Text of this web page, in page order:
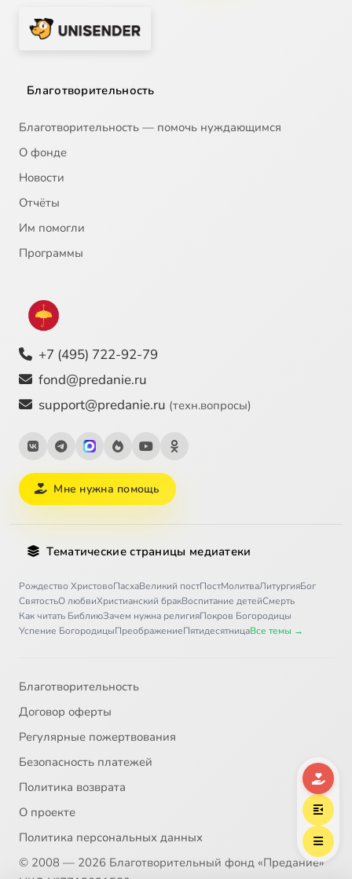
Благотворительность
Благотворительность — помочь нуждающимся
О фонде
Новости
Отчёты
Им помогли
Программы
+7 (495) 722-92-79
fond@predanie.ru
support@predanie.ru (техн.вопросы)
Мне нужна помощь
Тематические страницы медиатеки
Рождество ХристовоПасхаВеликий постПостМолитваЛитургияБог
СвятостьО любвиХристианский бракВоспитание детейСмерть
Как читать БиблиюЗачем нужна религияПокров Богородицы
Успение БогородицыПреображениеПятидесятницаВсе темы →
Благотворительность
Договор оферты
Регулярные пожертвования
Безопасность платежей
Политика возврата
О проекте
Политика персональных данных
© 2008 — 2026 Благотворительный фонд «Предание»